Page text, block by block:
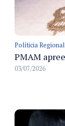
Políticia Regional
03/07/2026